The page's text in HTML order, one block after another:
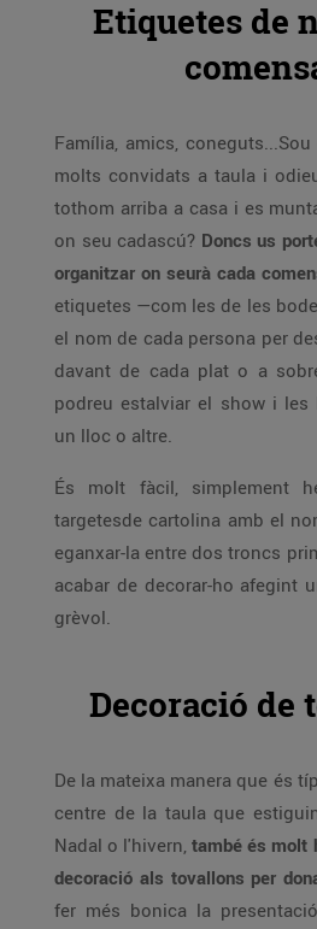
Etiquetes de
Família, amics,
molts convidats a taula i
tothom arriba a casa i es
on seu cadascú? Doncs us
organitzar on seurà cada
etiquetes —com les de les
el nom de cada persona per
davant de cada plat o a
podreu estalviar el show i les
un lloc o altre.
És molt fàcil, simplement
targetesde cartolina amb el
eganxar-la entre dos troncs
acabar de decorar-ho afegint
grèvol.
Decoració de
De la mateixa manera que és
centre de la taula que
Nadal o l'hivern, també és molt
decoració als tovallons per
fer més bonica la